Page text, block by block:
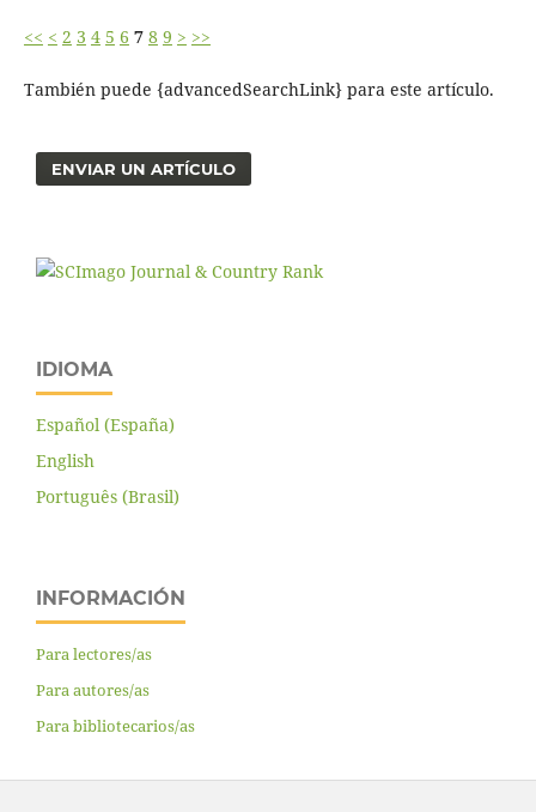
<< < 2 3 4 5 6 7 8 9 > >>
También puede {advancedSearchLink} para este artículo.
ENVIAR UN ARTÍCULO
IDIOMA
Español (España)
English
Português (Brasil)
INFORMACIÓN
Para lectores/as
Para autores/as
Para bibliotecarios/as